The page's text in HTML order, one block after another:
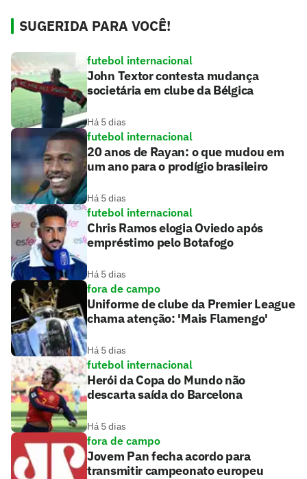
SUGERIDA PARA VOCÊ!
futebol internacional
John Textor contesta mudança
societária em clube da Bélgica
Há 5 dias
futebol internacional
20 anos de Rayan: o que mudou em
um ano para o prodígio brasileiro
Há 5 dias
futebol internacional
Chris Ramos elogia Oviedo após
empréstimo pelo Botafogo
Há 5 dias
fora de campo
Uniforme de clube da Premier League
chama atenção: 'Mais Flamengo'
Há 5 dias
futebol internacional
Herói da Copa do Mundo não
descarta saída do Barcelona
Há 5 dias
fora de campo
Jovem Pan fecha acordo para
transmitir campeonato europeu